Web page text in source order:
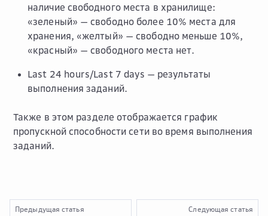
наличие свободного места в хранилище:
«зеленый» — свободно более 10% места для
хранения, «желтый» — свободно меньше 10%,
«красный» — свободного места нет.
Last 24 hours/Last 7 days — результаты
выполнения заданий.
Также в этом разделе отображается график
пропускной способности сети во время выполнения
заданий.
Предыдущая статья Следующая статья